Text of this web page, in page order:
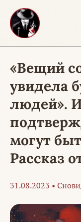
Перейти
содержимому
«Вещий
увидела
людей».
могут
Рассказ
31.08.2023 •